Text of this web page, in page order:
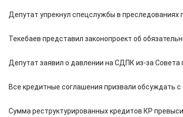
Депутат упрекнул спецслужбы в
Текебаев представил законопроект об
Депутат заявил о давлении на СДПК из-за Совета
Все кредитные соглашения призвали обсуждать
Сумма реструктурированных кредитов КР